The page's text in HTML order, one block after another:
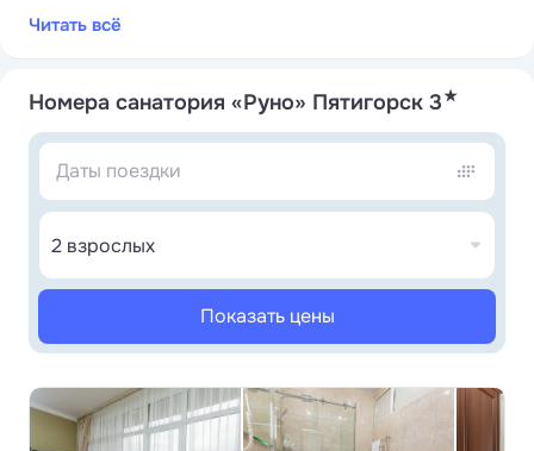
областными труженниками сельского хозяйства.
Сейчас «Руно» является филиалом санаторно-
курортного объединения «Донагрокурорт» и
предлагает как
лечениепо доступным ценам. Дети принимаются
на лечениес 4 лет
В шаговой доступностиот санатория — питьевые
источники и достопримечательности Пятигорска:
Лермонтовская галерея, теарт оперетты и
окон номеров открывается панорамный обзор
Главного Кавказского Хребта и горы Машук.
Читать всё
Номера санатория «Руно» Пятигорск 3★
2 взрослых
Показать цены